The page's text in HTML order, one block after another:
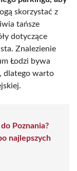
skorzystać z
tańsze
dotyczące
Znalezienie
Łodzi bywa
dlatego warto
Poznania?
najlepszych